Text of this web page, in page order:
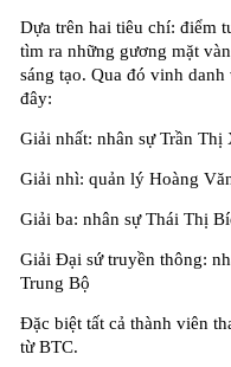
Dựa trên hai tiêu chí: điểm
tìm ra những gương mặt
sáng tạo. Qua đó vinh
đây:
Giải nhất: nhân sự Trần
Giải nhì: quản lý Hoàng
Giải ba: nhân sự Thái Thị
Giải Đại sứ truyền thông:
Trung Bộ
Đặc biệt tất cả thành viên
từ BTC.